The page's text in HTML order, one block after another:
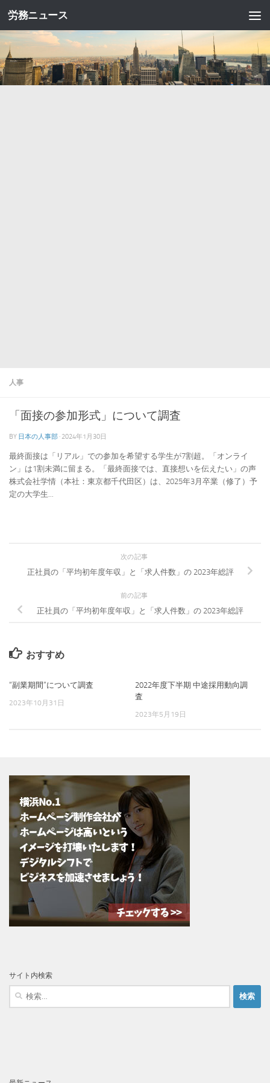
コンテンツへスキップ
労務ニュース
人事
「面接の参加形式」について調査
BY 日本の人事部 · 2024年1月30日
最終面接は「リアル」での参加を希望する学生が7割超。「オンライ
ン」は1割未満に留まる。「最終面接では、直接想いを伝えたい」の声
株式会社学情（本社：東京都千代田区）は、2025年3月卒業（修了）予
定の大学生...
次の記事
正社員の「平均初年度年収」と「求人件数」の 2023年総評
前の記事
正社員の「平均初年度年収」と「求人件数」の 2023年総評
おすすめ
“副業期間”について調査
2023年10月31日
2022年度下半期 中途採用動向調
査
2023年5月19日
サイト内検索